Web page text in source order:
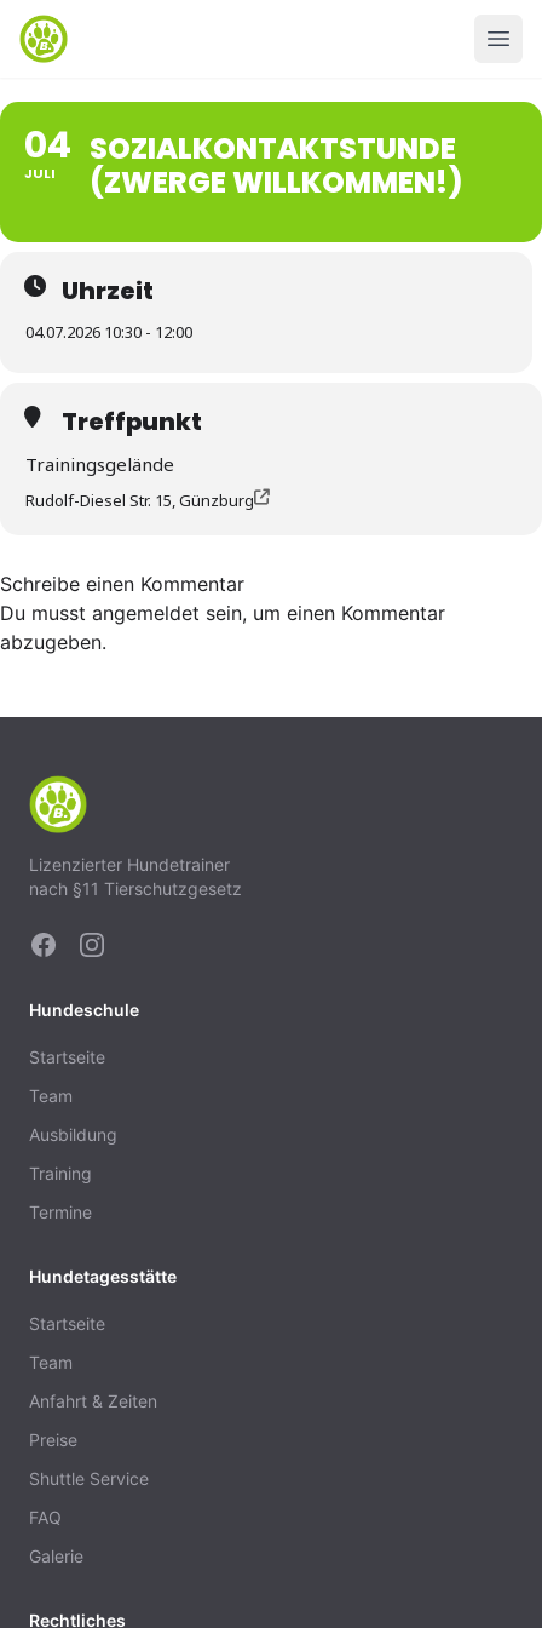
04
JULI
SOZIALKONTAKTSTUNDE
(ZWERGE WILLKOMMEN!)
Uhrzeit
04.07.2026 10:30 - 12:00
Treffpunkt
Trainingsgelände
Rudolf-Diesel Str. 15, Günzburg
Schreibe einen Kommentar
Du musst angemeldet sein, um einen Kommentar
abzugeben.
Lizenzierter Hundetrainer
nach §11 Tierschutzgesetz
Hundeschule
Startseite
Team
Ausbildung
Training
Termine
Hundetagesstätte
Startseite
Team
Anfahrt & Zeiten
Preise
Shuttle Service
FAQ
Galerie
Rechtliches